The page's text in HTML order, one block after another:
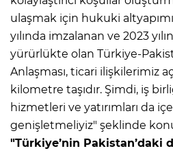
ulaşmak için hukuki
yılında imzalanan ve 2023
yürürlükte olan Türkiye-
Anlaşması, ticari ilişkilerimiz
kilometre taşıdır. Şimdi, iş
hizmetleri ve yatırımları da
genişletmeliyiz" şeklinde
"Türkiye’nin Pakistan’daki